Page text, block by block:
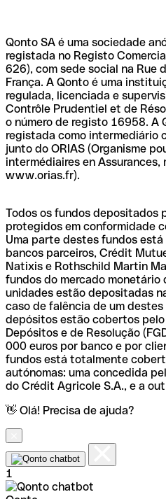
Qonto SA é uma sociedade
registada no Registo
626), com sede social na Rue
França. A Qonto é uma
regulada, licenciada e
Contrôle Prudentiel et de
o número de registo 16958. A
registada como intermediário
junto do ORIAS (Organisme
intermédiaires en Assurances,
www.orias.fr).
Todos os fundos depositados
protegidos em conformidade
Uma parte destes fundos
bancos parceiros, Crédit
Natixis e Rothschild Martin
fundos do mercado monetário
unidades estão depositadas
caso de falência de um
depósitos estão cobertos
Depósitos e de Resolução
000 euros por banco e por
fundos está totalmente
autónomas: uma concedida
do Crédit Agricole S.A., e a
👋 Olá! Precisa de ajuda?
1